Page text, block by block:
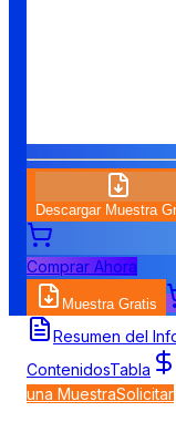
Descargar Muestra
Comprar Ahora
Muestra Gratis
Resumen del
ContenidosTabla
una MuestraSolicitar